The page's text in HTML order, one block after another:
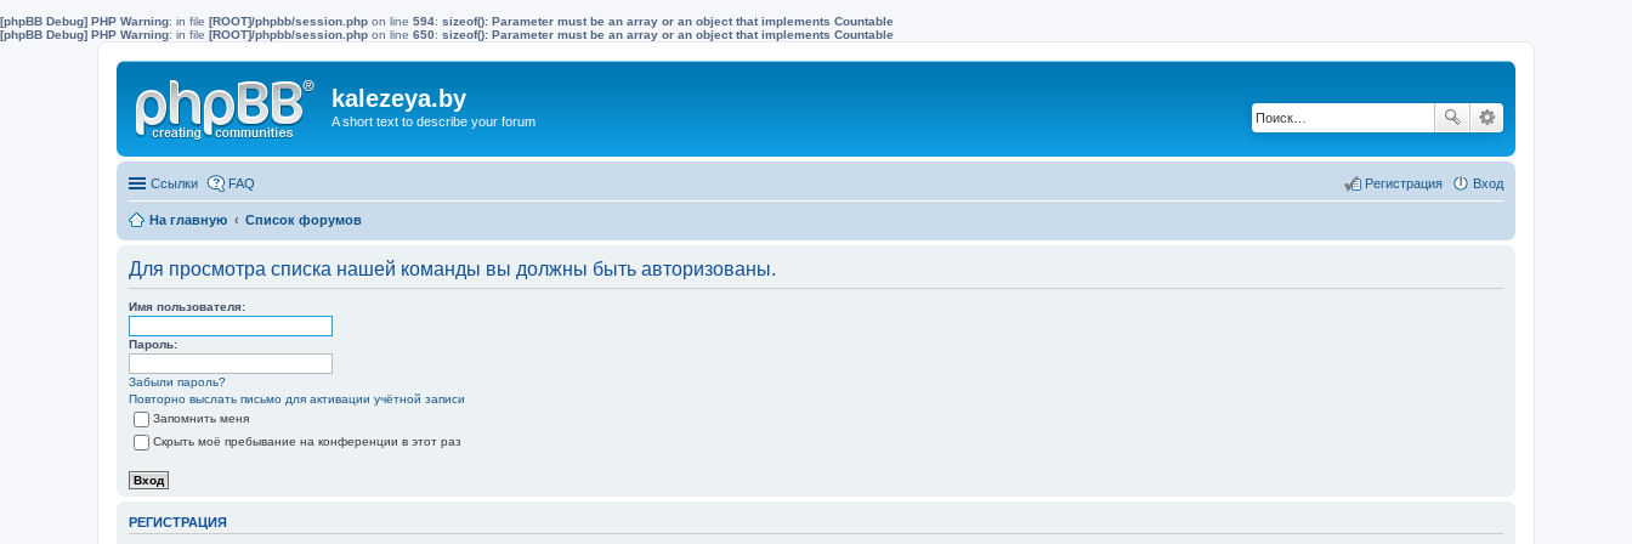
[phpBB Debug] PHP Warning: in file [ROOT]/phpbb/session.php on line 594: sizeof(): Parameter must be an array or an object that implements Countable
[phpBB Debug] PHP Warning: in file [ROOT]/phpbb/session.php on line 650: sizeof(): Parameter must be an array or an object that implements Countable
kalezeya.by
A short text to describe your forum
Ссылки FAQ Вход
Регистрация
На главную Список форумов
Для просмотра списка нашей команды вы должны быть авторизованы.
Имя пользователя:
Пароль:
Забыли пароль?
Повторно выслать письмо для активации учётной записи
Запомнить меня
Скрыть моё пребывание на конференции в этот раз
РЕГИСТРАЦИЯ